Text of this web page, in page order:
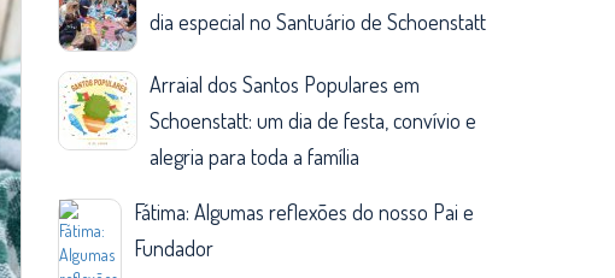
dia especial no Santuário de Schoenstatt
Arraial dos Santos Populares em
Schoenstatt: um dia de festa, convívio e
alegria para toda a família
Fátima: Algumas reflexões do nosso Pai e
Fundador